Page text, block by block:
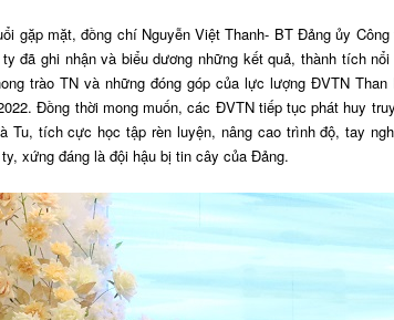
gặp mặt, đồng chí Nguyễn Việt Thanh- BT Đảng ủy
ty đã ghi nhận và biểu dương những kết quả, thành tích
trào TN và những đóng góp của lực lượng ĐVTN
Đồng thời mong muốn, các ĐVTN tiếp tục phát huy
Tu, tích cực học tập rèn luyện, nâng cao trình độ, tay
xứng đáng là đội hậu bị tin cây của Đảng.